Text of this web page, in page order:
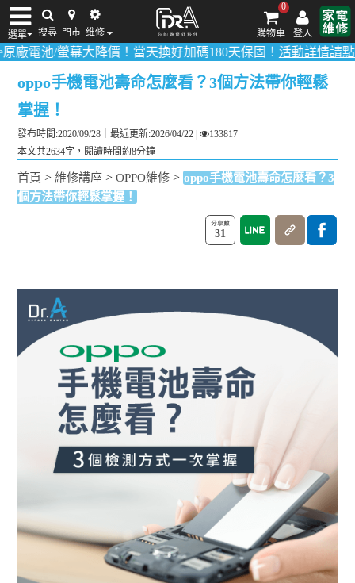
選單 搜尋 門市 维修 登入
0
購物車
iPhone維修/價格 筆電維修/價格 Android手機維修/價格 MacBook維修/價
大降價！當天換好加碼180天保固！活動詳情請點我！多數品
oppo手機電池壽命怎麼看？3個方法帶你輕鬆
掌握！
發布時間:2020/09/28｜最近更新:2026/04/22 |
133817
本文共2634字，閱讀時間約8分鐘
首頁 >維修講座 >OPPO維修 > oppo手機電池壽命怎麼看？3
個方法帶你輕鬆掌握！
31